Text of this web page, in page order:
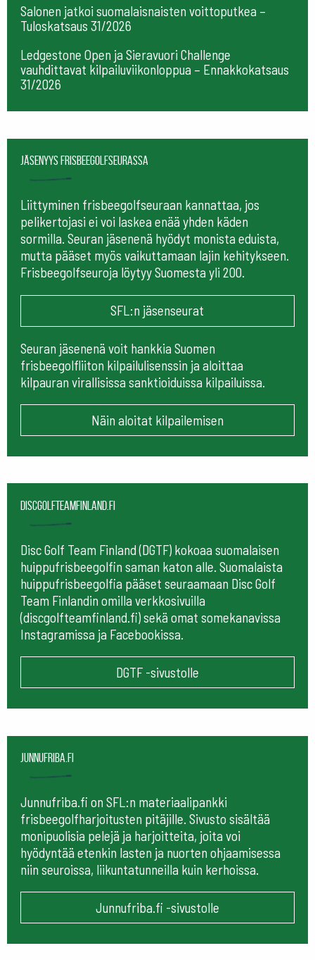
Salonen jatkoi suomalaisnaisten voittoputkea –
Tuloskatsaus 31/2026
Ledgestone Open ja Sieravuori Challenge
vauhdittavat kilpailuviikonloppua – Ennakkokatsaus
31/2026
Jäsenyys frisbeegolfseurassa
Liittyminen frisbeegolfseuraan kannattaa, jos
pelikertojasi ei voi laskea enää yhden käden
sormilla. Seuran jäsenenä hyödyt monista eduista,
mutta pääset myös vaikuttamaan lajin kehitykseen.
Frisbeegolfseuroja löytyy Suomesta yli 200.
SFL:n jäsenseurat
Seuran jäsenenä voit hankkia Suomen
frisbeegolfliiton kilpailulisenssin ja aloittaa
kilpauran virallisissa sanktioiduissa kilpailuissa.
Näin aloitat kilpailemisen
Discgolfteamfinland.fi
Disc Golf Team Finland (DGTF) kokoaa suomalaisen
huippufrisbeegolfin saman katon alle. Suomalaista
huippufrisbeegolfia pääset seuraamaan Disc Golf
Team Finlandin omilla verkkosivuilla
(discgolfteamfinland.fi) sekä omat somekanavissa
Instagramissa ja Facebookissa.
DGTF -sivustolle
Junnufriba.fi
Junnufriba.fi on SFL:n materiaalipankki
frisbeegolfharjoitusten pitäjille. Sivusto sisältää
monipuolisia pelejä ja harjoitteita, joita voi
hyödyntää etenkin lasten ja nuorten ohjaamisessa
niin seuroissa, liikuntatunneilla kuin kerhoissa.
Junnufriba.fi -sivustolle